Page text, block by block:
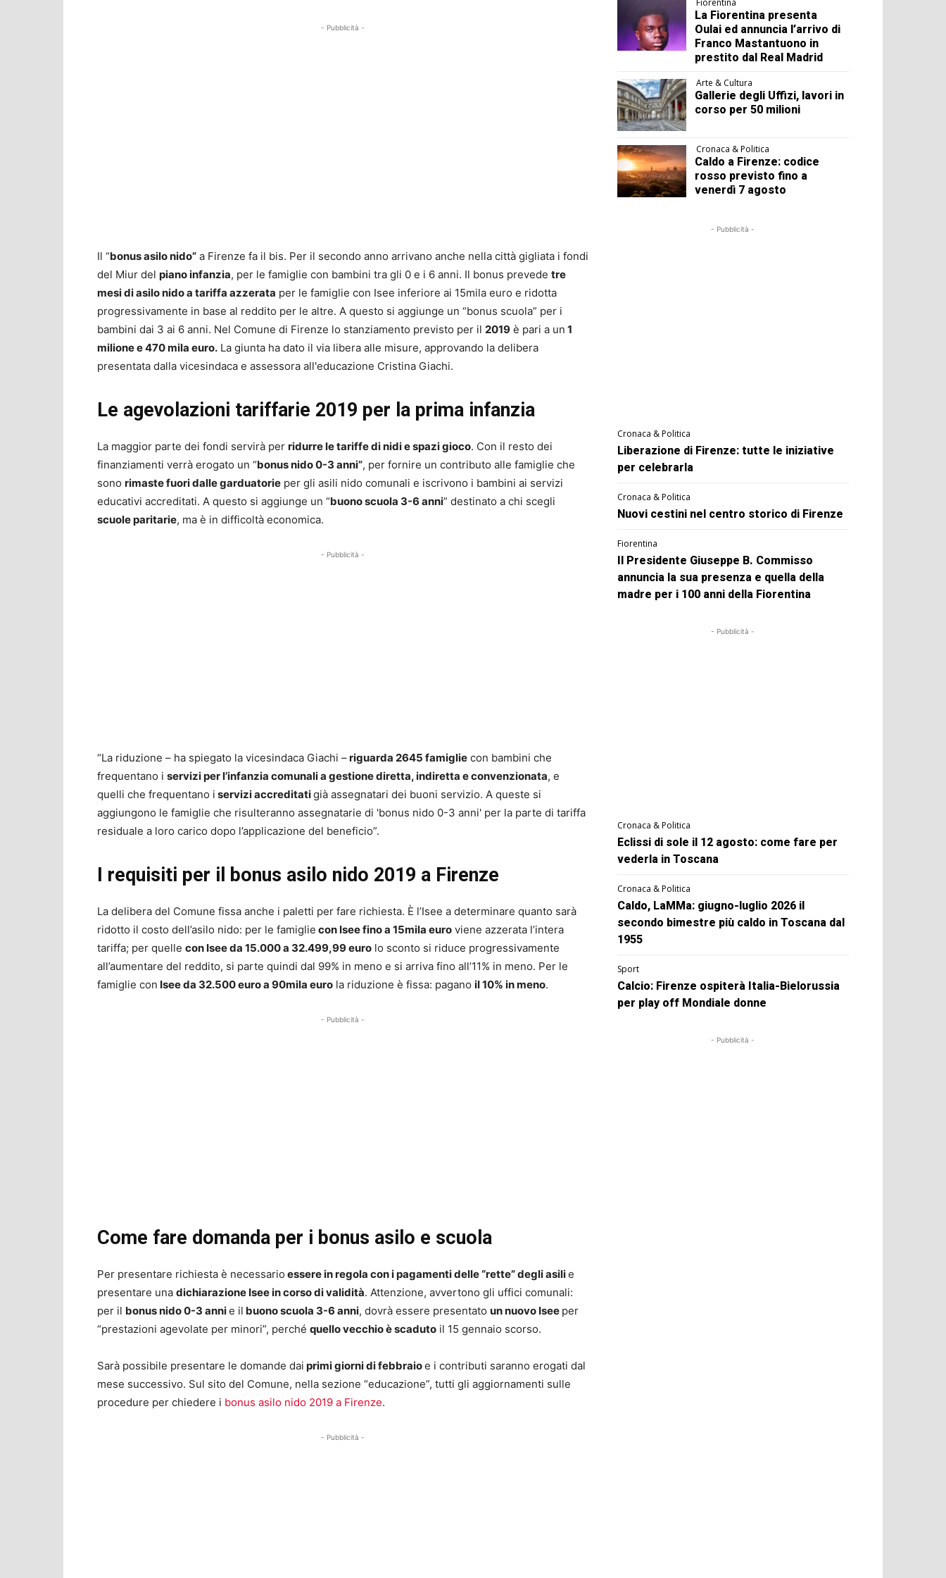
- Pubblicità -
Il “bonus asilo nido” a Firenze fa il bis. Per il secondo anno arrivano anche nella città gigliata i fondi
del Miur del piano infanzia, per le famiglie con bambini tra gli 0 e i 6 anni. Il bonus prevede tre
mesi di asilo nido a tariffa azzerata per le famiglie con Isee inferiore ai 15mila euro e ridotta
progressivamente in base al reddito per le altre. A questo si aggiunge un “bonus scuola” per i
bambini dai 3 ai 6 anni. Nel Comune di Firenze lo stanziamento previsto per il 2019 è pari a un 1
milione e 470 mila euro. La giunta ha dato il via libera alle misure, approvando la delibera
presentata dalla vicesindaca e assessora all'educazione Cristina Giachi.
Le agevolazioni tariffarie 2019 per la prima infanzia
La maggior parte dei fondi servirà per ridurre le tariffe di nidi e spazi gioco. Con il resto dei
finanziamenti verrà erogato un “bonus nido 0-3 anni”, per fornire un contributo alle famiglie che
sono rimaste fuori dalle garduatorie per gli asili nido comunali e iscrivono i bambini ai servizi
educativi accreditati. A questo si aggiunge un “buono scuola 3-6 anni” destinato a chi scegli
scuole paritarie, ma è in difficoltà economica.
- Pubblicità -
“La riduzione – ha spiegato la vicesindaca Giachi –riguarda 2645 famiglie con bambini che
frequentano i servizi per l’infanzia comunali a gestione diretta, indiretta e convenzionata, e
quelli che frequentano i servizi accreditatigià assegnatari dei buoni servizio. A queste si
aggiungono le famiglie che risulteranno assegnatarie di 'bonus nido 0-3 anni' per la parte di tariffa
residuale a loro carico dopo l’applicazione del beneficio”.
I requisiti per il bonus asilo nido 2019 a Firenze
La delibera del Comune fissa anche i paletti per fare richiesta. È l’Isee a determinare quanto sarà
ridotto il costo dell’asilo nido: per le famiglie con Isee fino a 15mila euro viene azzerata l’intera
tariffa; per quelle con Isee da 15.000 a 32.499,99 euro lo sconto si riduce progressivamente
all’aumentare del reddito, si parte quindi dal 99% in meno e si arriva fino all’11% in meno. Per le
famiglie con Isee da 32.500 euro a 90mila euro la riduzione è fissa: pagano il 10% in meno.
- Pubblicità -
Come fare domanda per i bonus asilo e scuola
Per presentare richiesta è necessario essere in regola con i pagamenti delle “rette” degli asilie
presentare una dichiarazione Isee in corso di validità. Attenzione, avvertono gli uffici comunali:
per il bonus nido 0-3 annie il buono scuola 3-6 anni, dovrà essere presentato un nuovo Isee per
“prestazioni agevolate per minori”, perché quello vecchio è scaduto il 15 gennaio scorso.
Sarà possibile presentare le domande dai primi giorni di febbraioe i contributi saranno erogati dal
mese successivo. Sul sito del Comune, nella sezione “educazione”, tutti gli aggiornamenti sulle
procedure per chiedere i bonus asilo nido 2019 a Firenze.
- Pubblicità -
Fiorentina
La Fiorentina presenta
Oulai ed annuncia l’arrivo di
Franco Mastantuono in
prestito dal Real Madrid
Arte & Cultura
Gallerie degli Uffizi, lavori in
corso per 50 milioni
Cronaca & Politica
Caldo a Firenze: codice
rosso previsto fino a
venerdì 7 agosto
- Pubblicità -
Cronaca & Politica
Liberazione di Firenze: tutte le iniziative
per celebrarla
Cronaca & Politica
Nuovi cestini nel centro storico di Firenze
Fiorentina
Il Presidente Giuseppe B. Commisso
annuncia la sua presenza e quella della
madre per i 100 anni della Fiorentina
- Pubblicità -
Cronaca & Politica
Eclissi di sole il 12 agosto: come fare per
vederla in Toscana
Cronaca & Politica
Caldo, LaMMa: giugno-luglio 2026 il
secondo bimestre più caldo in Toscana dal
1955
Sport
Calcio: Firenze ospiterà Italia-Bielorussia
per play off Mondiale donne
- Pubblicità -